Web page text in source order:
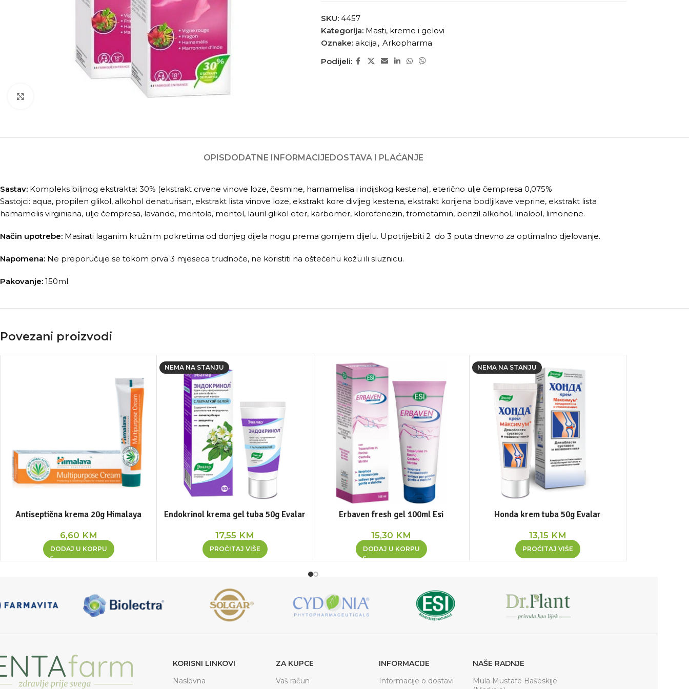
SKU: 4457
Kategorija: Masti, kreme i gelovi
Oznake: akcija , Arkopharma
Podijeli:
OPISDODATNE INFORMACIJEDOSTAVA I PLAĆANJE
Sastav: Kompleks biljnog ekstrakta: 30% (ekstrakt crvene vinove loze, česmine, hamamelisa i indijskog kestena), eterično ulje čempresa 0,075%
Sastojci: aqua, propilen glikol, alkohol denaturisan, ekstrakt lista vinove loze, ekstrakt kore divljeg kestena, ekstrakt korijena bodljikave veprine, ekstrakt lista
hamamelis virginiana, ulje čempresa, lavande, mentola, mentol, lauril glikol eter, karbomer, klorofenezin, trometamin, benzil alkohol, linalool, limonene.
Način upotrebe: Masirati laganim kružnim pokretima od donjeg dijela nogu prema gornjem dijelu. Upotrijebiti 2 do 3 puta dnevno za optimalno djelovanje.
Napomena: Ne preporučuje se tokom prva 3 mjeseca trudnoće, ne koristiti na oštećenu kožu ili sluznicu.
Pakovanje: 150ml
Povezani proizvodi
Antiseptična krema 20g Himalaya
6,60 KM
DODAJ U KORPU
NEMA NA STANJU
Endokrinol krema gel tuba 50g Evalar
17,55 KM
PROČITAJ VIŠE
Erbaven fresh gel 100ml Esi
15,30 KM
DODAJ U KORPU
NEMA NA STANJU
Honda krem tuba 50g Evalar
13,15 KM
PROČITAJ VIŠE
KORISNI LINKOVI
Naslovna
ZA KUPCE
Vaš račun
INFORMACIJE
Informacije o dostavi
NAŠE RADNJE
Mula Mustafe Bašeskije